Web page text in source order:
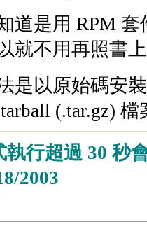
道是用 RPM
就不用再照書
是以原始碼安
(.tar.gz)
執行超過 30 秒
2003